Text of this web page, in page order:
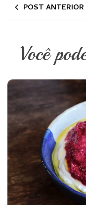
POST ANTERIOR
Você